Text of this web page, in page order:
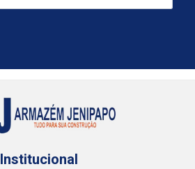
Institucional